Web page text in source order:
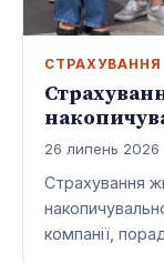
СТРАХУВАННЯ
26 липень 2026
Страхування
компанії,